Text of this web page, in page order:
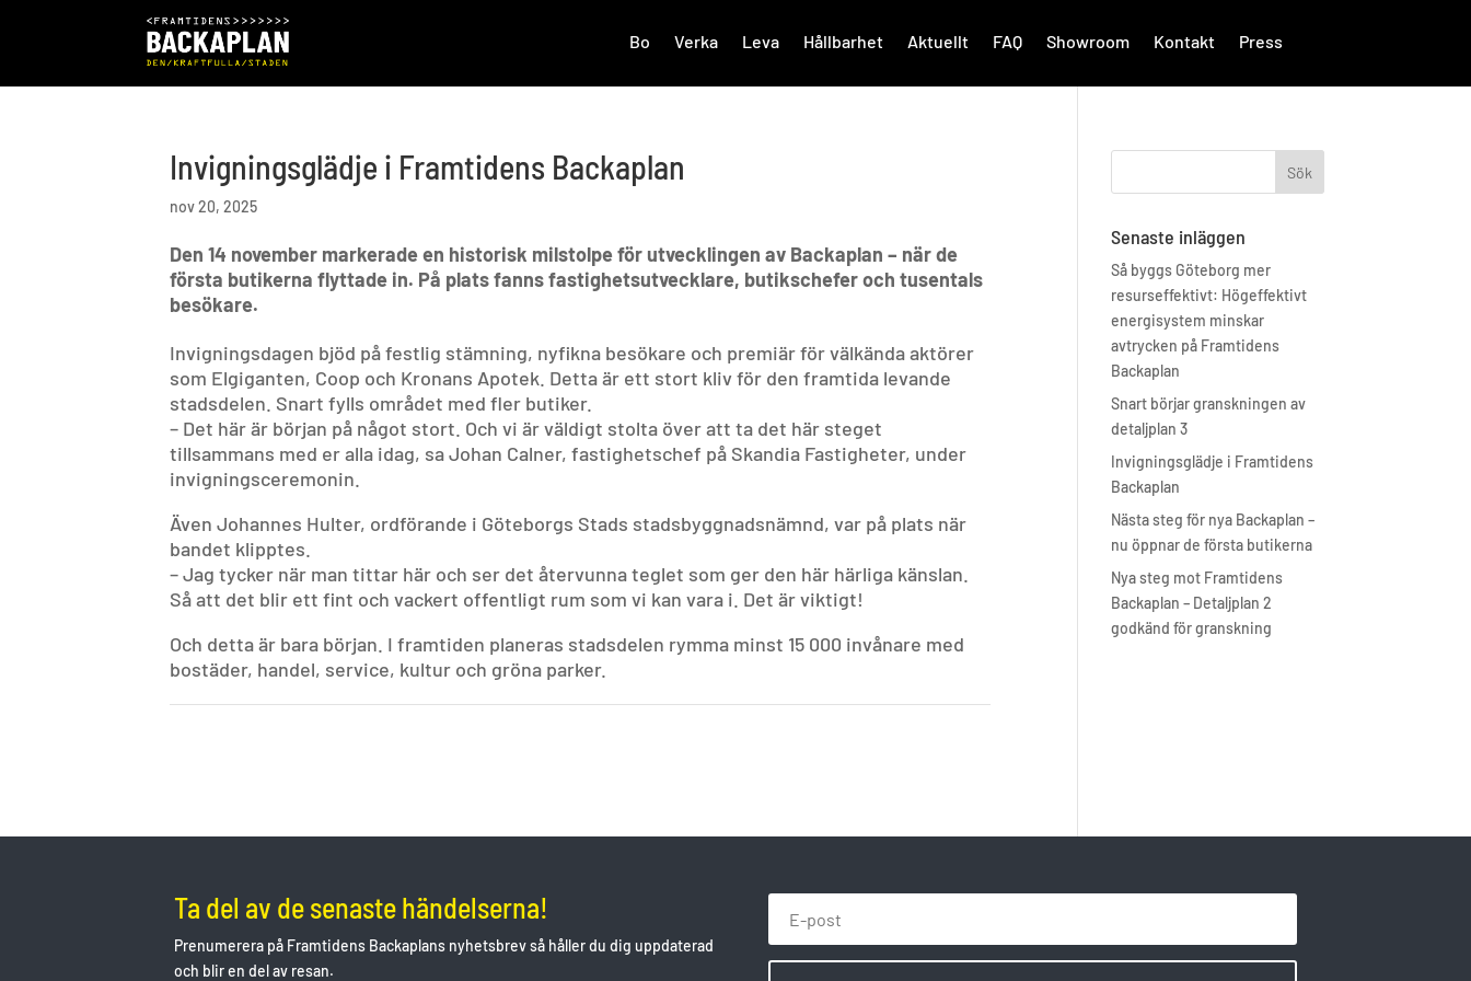
Bo Verka Leva Hållbarhet Aktuellt FAQ Showroom Kontakt Press
Invigningsglädje i Framtidens Backaplan
nov 20, 2025
Den 14 november markerade en historisk milstolpe för utvecklingen av Backaplan – när de
första butikerna flyttade in. På plats fanns fastighetsutvecklare, butikschefer och tusentals
besökare.
Invigningsdagen bjöd på festlig stämning, nyfikna besökare och premiär för välkända aktörer
som Elgiganten, Coop och Kronans Apotek. Detta är ett stort kliv för den framtida levande
stadsdelen. Snart fylls området med fler butiker.
– Det här är början på något stort. Och vi är väldigt stolta över att ta det här steget
tillsammans med er alla idag, sa Johan Calner, fastighetschef på Skandia Fastigheter, under
invigningsceremonin.
Även Johannes Hulter, ordförande i Göteborgs Stads stadsbyggnadsnämnd, var på plats när
bandet klipptes.
– Jag tycker när man tittar här och ser det återvunna teglet som ger den här härliga känslan.
Så att det blir ett fint och vackert offentligt rum som vi kan vara i. Det är viktigt!
Och detta är bara början. I framtiden planeras stadsdelen rymma minst 15 000 invånare med
bostäder, handel, service, kultur och gröna parker.
Senaste inläggen
Så byggs Göteborg mer
resurseffektivt: Högeffektivt
energisystem minskar
avtrycken på Framtidens
Backaplan
Snart börjar granskningen av
detaljplan 3
Invigningsglädje i Framtidens
Backaplan
Nästa steg för nya Backaplan –
nu öppnar de första butikerna
Nya steg mot Framtidens
Backaplan – Detaljplan 2
godkänd för granskning
Ta del av de senaste händelserna!
Prenumerera på Framtidens Backaplans nyhetsbrev så håller du dig uppdaterad
och blir en del av resan.